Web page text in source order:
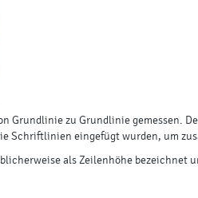
Grundlinie zu Grundlinie gemessen.
Schriftlinien eingefügt wurden, um
als Zeilenhöhe bezeichnet